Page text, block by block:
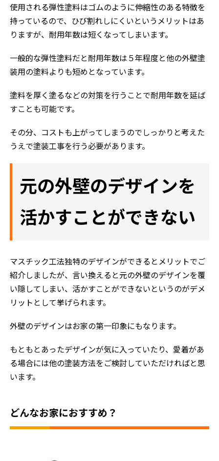
使用される弾性塗料はゴムのように伸縮性のある特徴を
持っているので、ひび割れしにくいというメリットはあ
りますが、耐用年数は短くなってしまいます。
一般的な弾性塗料だと耐用年数は５年程度と他の外壁塗
装用の塗料よりも短めとなっています。
塗料を厚く塗るなどの対策を行うことで耐用年数を延ば
すことも可能です。
その分、コストも上がってしまうのでしっかりと考えた
うえで塗装工事を行う必要があります。
元の外壁のデザインを
活かすことができない
マスチック工法独特のデザインができるとメリットでご
紹介しましたが、言い換えると元の外壁のデザインを覆
い隠してしまい、活かすことができないというのがデメ
リットとして挙げられます。
外壁のデザインはお家の第一印象にもなります。
もともとあったデザインが気に入っていたり、愛着があ
る場合には他の塗装方法をご検討していただければと思
います。
どんなお家におすすめ？